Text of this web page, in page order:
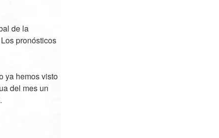
de la
pronósticos
ya hemos visto
del mes un